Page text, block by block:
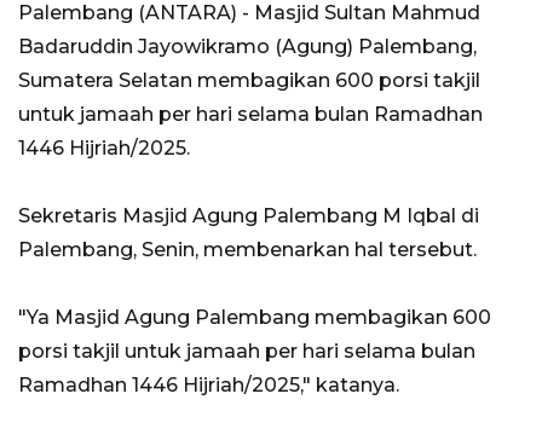
Palembang (ANTARA) - Masjid Sultan Mahmud
Badaruddin Jayowikramo (Agung) Palembang,
Sumatera Selatan membagikan 600 porsi takjil
untuk jamaah per hari selama bulan Ramadhan
1446 Hijriah/2025.
Sekretaris Masjid Agung Palembang M Iqbal di
Palembang, Senin, membenarkan hal tersebut.
"Ya Masjid Agung Palembang membagikan 600
porsi takjil untuk jamaah per hari selama bulan
Ramadhan 1446 Hijriah/2025," katanya.